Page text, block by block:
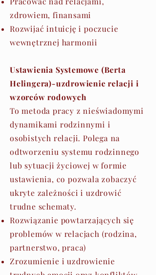
zdrowiem, finansami
Rozwijać intuicję i poczucie
wewnętrznej harmonii
Ustawienia Systemowe (Berta
Helingera)-uzdrowienie relacji i
wzorców rodowych
To metoda pracy z nieświadomymi
dynamikami rodzinnymi i
osobistych relacji. Polega na
odtworzeniu systemu rodzinnego
lub sytuacji życiowej w formie
ustawienia, co pozwala zobaczyć
ukryte zależności i uzdrowić
trudne schematy.
Rozwiązanie powtarzających się
problemów w relacjach (rodzina,
partnerstwo, praca)
Zrozumienie i uzdrowienie